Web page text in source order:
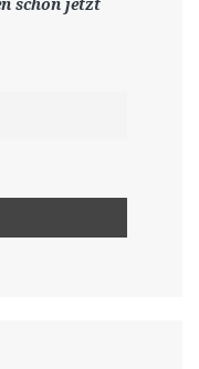
schon jetzt